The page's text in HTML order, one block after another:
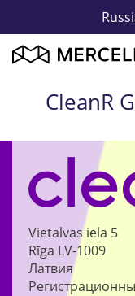
CleanR
Vietalvas iela 5
Rīga LV-1009
Латвия